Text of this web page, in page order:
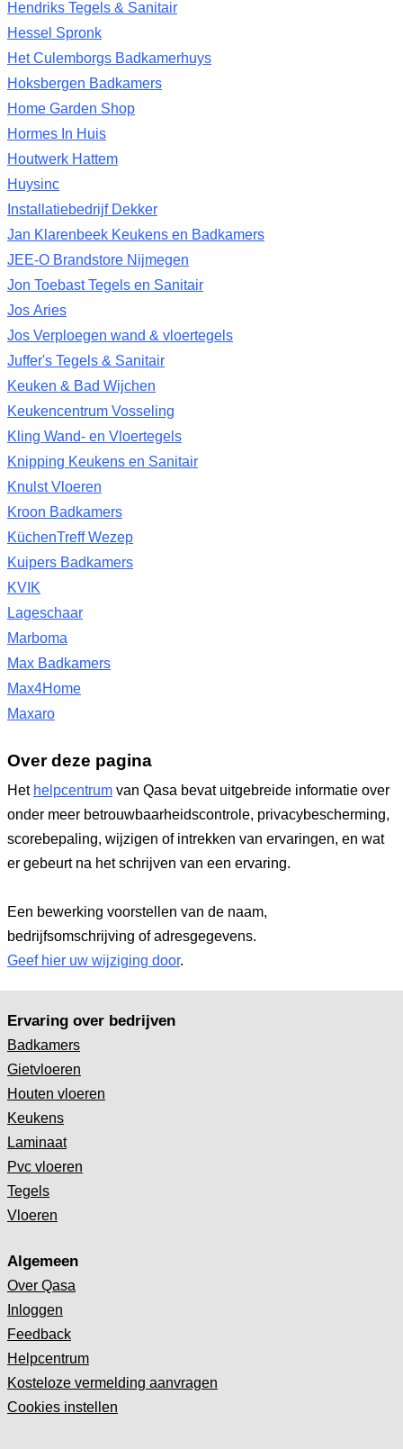
Hendriks Tegels & Sanitair
Hessel Spronk
Het Culemborgs Badkamerhuys
Hoksbergen Badkamers
Home Garden Shop
Hormes In Huis
Houtwerk Hattem
Huysinc
Installatiebedrijf Dekker
Jan Klarenbeek Keukens en Badkamers
JEE-O Brandstore Nijmegen
Jon Toebast Tegels en Sanitair
Jos Aries
Jos Verploegen wand & vloertegels
Juffer's Tegels & Sanitair
Keuken & Bad Wijchen
Keukencentrum Vosseling
Kling Wand- en Vloertegels
Knipping Keukens en Sanitair
Knulst Vloeren
Kroon Badkamers
KüchenTreff Wezep
Kuipers Badkamers
KVIK
Lageschaar
Marboma
Max Badkamers
Max4Home
Maxaro
Over deze pagina
Het helpcentrum van Qasa bevat uitgebreide informatie over
onder meer betrouwbaarheidscontrole, privacybescherming,
scorebepaling, wijzigen of intrekken van ervaringen, en wat
er gebeurt na het schrijven van een ervaring.
Een bewerking voorstellen van de naam,
bedrijfsomschrijving of adresgegevens.
Geef hier uw wijziging door.
Ervaring over bedrijven
Badkamers
Gietvloeren
Houten vloeren
Keukens
Laminaat
Pvc vloeren
Tegels
Vloeren
Algemeen
Over Qasa
Inloggen
Feedback
Helpcentrum
Kosteloze vermelding aanvragen
Cookies instellen